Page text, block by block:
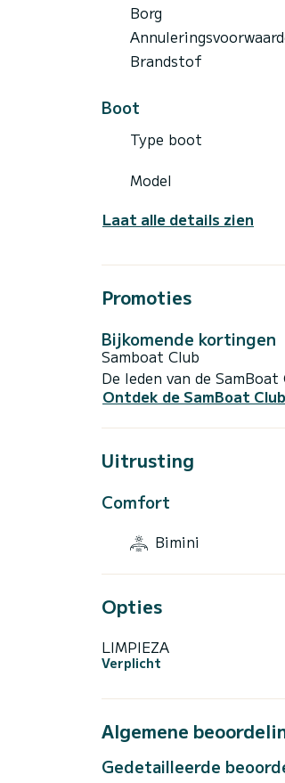
Borg
Brandstof
Boot
Type boot
Model
Laat alle details zien
Promoties
Bijkomende kortingen
Samboat Club
De leden van de
Ontdek de SamBoat Club
Uitrusting
Comfort
Bimini
Opties
LIMPIEZA
Verplicht
Algemene
Gedetailleerde